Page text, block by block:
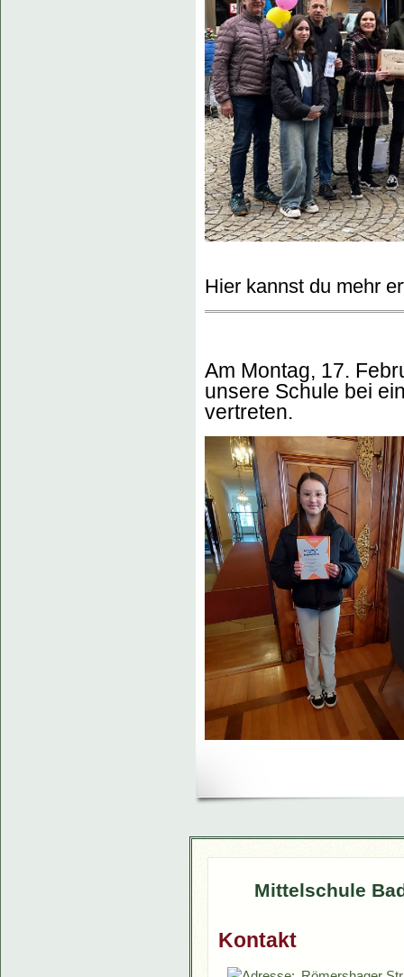
Hier kannst du mehr
Am Montag, 17.
unsere Schule bei
vertreten.
Mittelschule
Kontakt